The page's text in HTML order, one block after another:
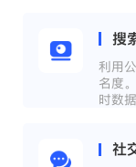
搜
利用
名度
时数据
社